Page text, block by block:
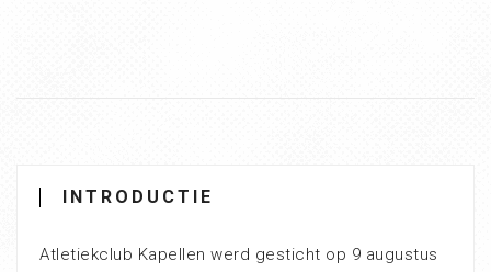
INTRODUCTIE
Atletiekclub Kapellen werd gesticht op 9 augustus